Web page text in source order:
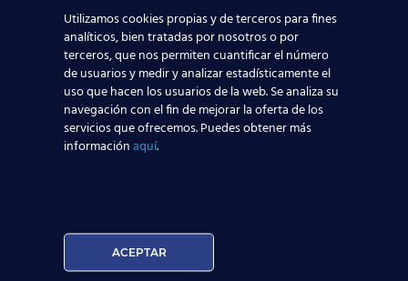
Acepto laPolítica de Privacidad
EUROCOLLEGE OXFORD ENGLISH INSTITUTE S.L.
le informa que tratará los datos personales que
facilite con la finalidad de gestionar su consulta y
darle respuesta. Puede ejercer sus derechos de
protección de datos a través del e-mail
Utilizamos cookies propias y de terceros para fines
analíticos, bien tratadas por nosotros o por
terceros, que nos permiten cuantificar el número
de usuarios y medir y analizar estadísticamente el
uso que hacen los usuarios de la web. Se analiza su
navegación con el fin de mejorar la oferta de los
servicios que ofrecemos. Puedes obtener más
informaciónaquí.
ACEPTAR